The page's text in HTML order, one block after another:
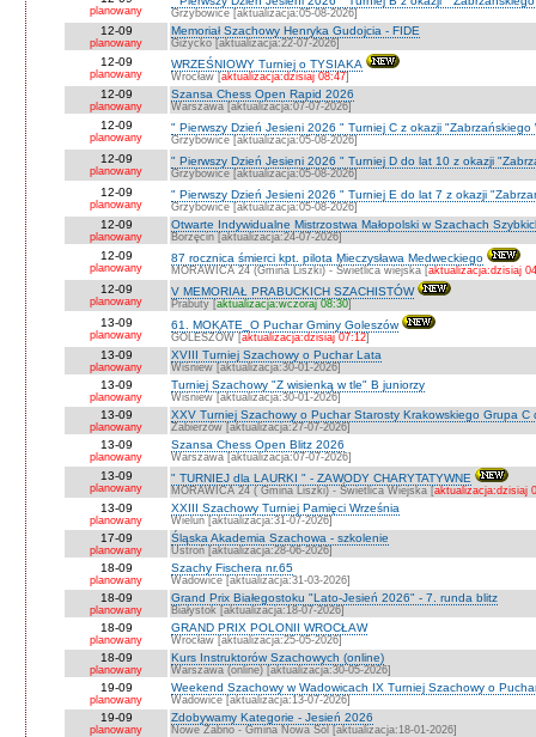
planowany Grzybowice [aktualizacja:05-08-2026]
12-09
planowany
Memoriał Szachowy Henryka Gudojcia - FIDE
Giżycko [aktualizacja:22-07-2026]
12-09
planowany
WRZEŚNIOWY Turniej o TYSIAKA
Wrocław [aktualizacja:dzisiaj 08:47]
12-09
planowany
Szansa Chess Open Rapid 2026
Warszawa [aktualizacja:07-07-2026]
12-09
planowany
" Pierwszy Dzień Jesieni 2026 " Turniej C z okazji "Zabrzańskiego
Grzybowice [aktualizacja:05-08-2026]
12-09
planowany
" Pierwszy Dzień Jesieni 2026 " Turniej D do lat 10 z okazji
Grzybowice [aktualizacja:05-08-2026]
12-09
planowany
" Pierwszy Dzień Jesieni 2026 " Turniej E do lat 7 z okazji
Grzybowice [aktualizacja:05-08-2026]
12-09
planowany
Otwarte Indywidualne Mistrzostwa Małopolski w Szachach
Borzęcin [aktualizacja:24-07-2026]
12-09
planowany
87 rocznica śmierci kpt. pilota Mieczysława Medweckiego
MORAWICA 24 (Gmina Liszki) - Świetlica wiejska [aktualizacja:dzisiaj
12-09
planowany
V MEMORIAŁ PRABUCKICH SZACHISTÓW
Prabuty [aktualizacja:wczoraj 08:30]
13-09
planowany
61. MOKATE_O Puchar Gminy Goleszów
GOLESZÓW [aktualizacja:dzisiaj 07:12]
13-09
planowany
XVIII Turniej Szachowy o Puchar Lata
Wiśniew [aktualizacja:30-01-2026]
13-09
planowany
Turniej Szachowy "Z wisienką w tle" B juniorzy
Wiśniew [aktualizacja:30-01-2026]
13-09
planowany
XXV Turniej Szachowy o Puchar Starosty Krakowskiego Grupa C
Zabierzów [aktualizacja:27-07-2026]
13-09
planowany
Szansa Chess Open Blitz 2026
Warszawa [aktualizacja:07-07-2026]
13-09
planowany
" TURNIEJ dla LAURKI " - ZAWODY CHARYTATYWNE
MORAWICA 24 ( Gmina Liszki) - Świetlica Wiejska [aktualizacja:dzisiaj
13-09
planowany
XXIII Szachowy Turniej Pamięci Września
Wieluń [aktualizacja:31-07-2026]
17-09
planowany
Śląska Akademia Szachowa - szkolenie
Ustroń [aktualizacja:28-06-2026]
18-09
planowany
Szachy Fischera nr.65
Wadowice [aktualizacja:31-03-2026]
18-09
planowany
Grand Prix Białegostoku "Lato-Jesień 2026" - 7. runda blitz
Białystok [aktualizacja:18-07-2026]
18-09
planowany
GRAND PRIX POLONII WROCŁAW
Wrocław [aktualizacja:25-05-2026]
18-09
planowany
Kurs Instruktorów Szachowych (online)
Warszawa (online) [aktualizacja:30-05-2026]
19-09
planowany
Weekend Szachowy w Wadowicach IX Turniej Szachowy o
Wadowice [aktualizacja:13-07-2026]
19-09
planowany
Zdobywamy Kategorie - Jesień 2026
Nowe Żabno - Gmina Nowa Sól [aktualizacja:18-01-2026]